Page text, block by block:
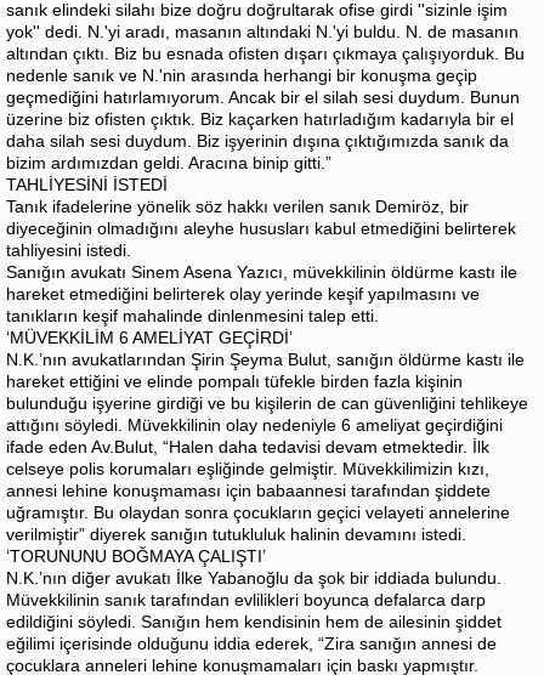
sanık elindeki silahı bize doğru doğrultarak ofise girdi ''sizinle işim
yok'' dedi. N.'yi aradı, masanın altındaki N.'yi buldu. N. de masanın
altından çıktı. Biz bu esnada ofisten dışarı çıkmaya çalışıyorduk. Bu
nedenle sanık ve N.'nin arasında herhangi bir konuşma geçip
geçmediğini hatırlamıyorum. Ancak bir el silah sesi duydum. Bunun
üzerine biz ofisten çıktık. Biz kaçarken hatırladığım kadarıyla bir el
daha silah sesi duydum. Biz işyerinin dışına çıktığımızda sanık da
bizim ardımızdan geldi. Aracına binip gitti.”
TAHLİYESİNİ İSTEDİ
Tanık ifadelerine yönelik söz hakkı verilen sanık Demiröz, bir
diyeceğinin olmadığını aleyhe hususları kabul etmediğini belirterek
tahliyesini istedi.
Sanığın avukatı Sinem Asena Yazıcı, müvekkilinin öldürme kastı ile
hareket etmediğini belirterek olay yerinde keşif yapılmasını ve
tanıkların keşif mahalinde dinlenmesini talep etti.
‘MÜVEKKİLİM 6 AMELİYAT GEÇİRDİ’
N.K.’nın avukatlarından Şirin Şeyma Bulut, sanığın öldürme kastı ile
hareket ettiğini ve elinde pompalı tüfekle birden fazla kişinin
bulunduğu işyerine girdiği ve bu kişilerin de can güvenliğini tehlikeye
attığını söyledi. Müvekkilinin olay nedeniyle 6 ameliyat geçirdiğini
ifade eden Av.Bulut, “Halen daha tedavisi devam etmektedir. İlk
celseye polis korumaları eşliğinde gelmiştir. Müvekkilimizin kızı,
annesi lehine konuşmaması için babaannesi tarafından şiddete
uğramıştır. Bu olaydan sonra çocukların geçici velayeti annelerine
verilmiştir” diyerek sanığın tutukluluk halinin devamını istedi.
‘TORUNUNU BOĞMAYA ÇALIŞTI’
N.K.’nın diğer avukatı İlke Yabanoğlu da şok bir iddiada bulundu.
Müvekkilinin sanık tarafından evlilikleri boyunca defalarca darp
edildiğini söyledi. Sanığın hem kendisinin hem de ailesinin şiddet
eğilimi içerisinde olduğunu iddia ederek, “Zira sanığın annesi de
çocuklara anneleri lehine konuşmamaları için baskı yapmıştır.